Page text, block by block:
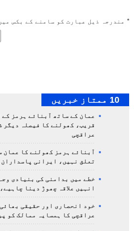
* مندرجہ ذیل عبارت کو سامنے کے بکس
10 ممتاز خبریں
عمان کے ساتھ آبنائے ہرمز کے
قریب، کھولنے کا فیصلہ دیگر
عراقچی
آبنائے ہرمز کھولنے کا عمان
تعلق نہیں، ایرانی پاسداران
خطے میں بدامنی کی بنیادی
انہیں علاقہ چھوڑ دینا
خود انحصاری اور حقیقی
عراقچی کا ہمسایہ ممالک کو